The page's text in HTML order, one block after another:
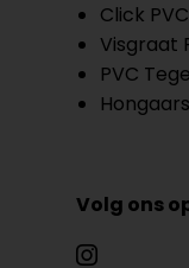
Click PVC
Visgraat
PVC
Volg ons